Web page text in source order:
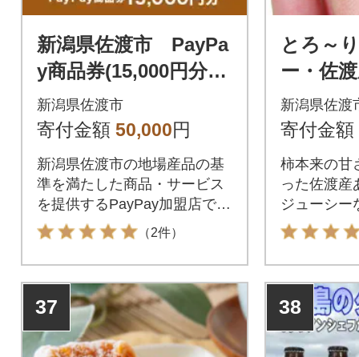
新潟県佐渡市 PayPa
y商品券(15,000円分)
※地域内の一部の加盟
店のみで利用可
新潟県佐渡市
寄付金額 50,000円
新潟県佐渡市の地場産品の基
準を満たした商品・サービス
を提供するPayPay加盟店での
お支払いにご利用いただけま
す。新潟県佐渡市在住の方は
PayPay商品券を受け取れませ
んのでご注意ください。
（2件）
とろ～
ー・佐
(ソフト
クセッ
新潟県佐渡
寄付金額
柿本来の甘
った佐渡産
ジューシー
さをご堪能
37 38